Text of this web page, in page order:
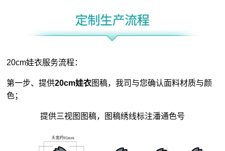
20cm娃衣服务流程：
第一步、提供20cm娃衣图稿，我司与您确认面料材质与颜
色；
提供三视图图稿，图稿绣线标注潘通色号